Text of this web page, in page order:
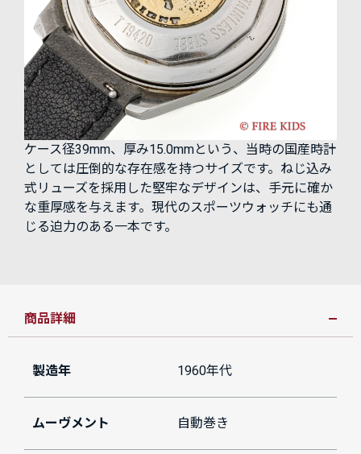
ケース径39mm、厚み15.0mmという、当時の国産時計
としては圧倒的な存在感を持つサイズです。ねじ込み
式リューズを採用した堅牢なデザインは、手元に確か
な重厚感を与えます。現代のスポーツウォッチにも通
じる迫力のある一本です。
商品詳細
製造年 1960年代
ムーヴメント 自動巻き